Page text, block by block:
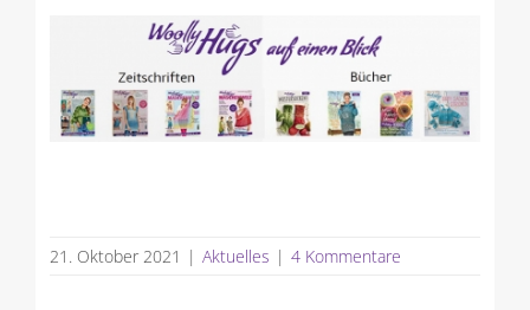
21. Oktober 2021 | Aktuelles | 4 Kommentare